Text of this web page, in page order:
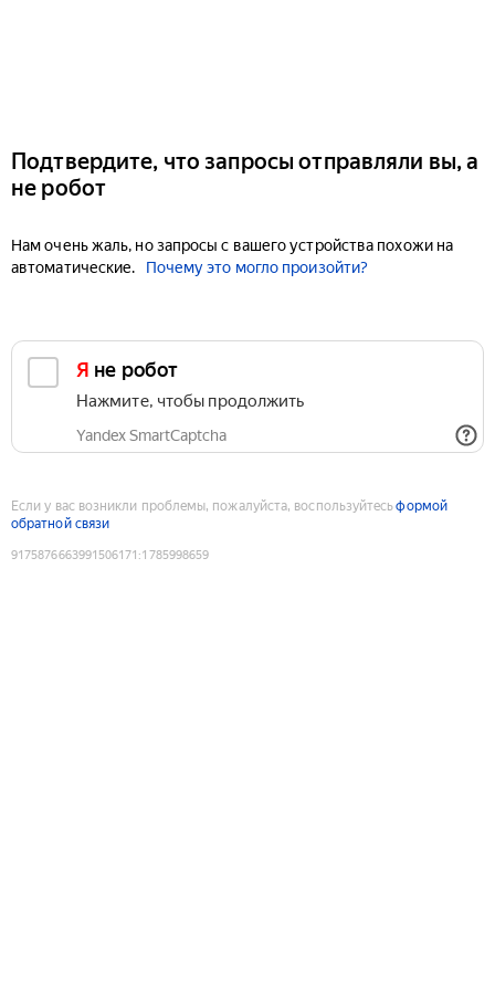
Подтвердите, что запросы отправляли вы, а
не робот
Нам очень жаль, но запросы с вашего устройства похожи на
автоматические.
Почему это могло произойти?
Я не робот
Нажмите, чтобы продолжить
Yandex SmartCaptcha
Если у вас возникли проблемы, пожалуйста, воспользуйтесьформой
обратной связи
9175876663991506171 :1785998659